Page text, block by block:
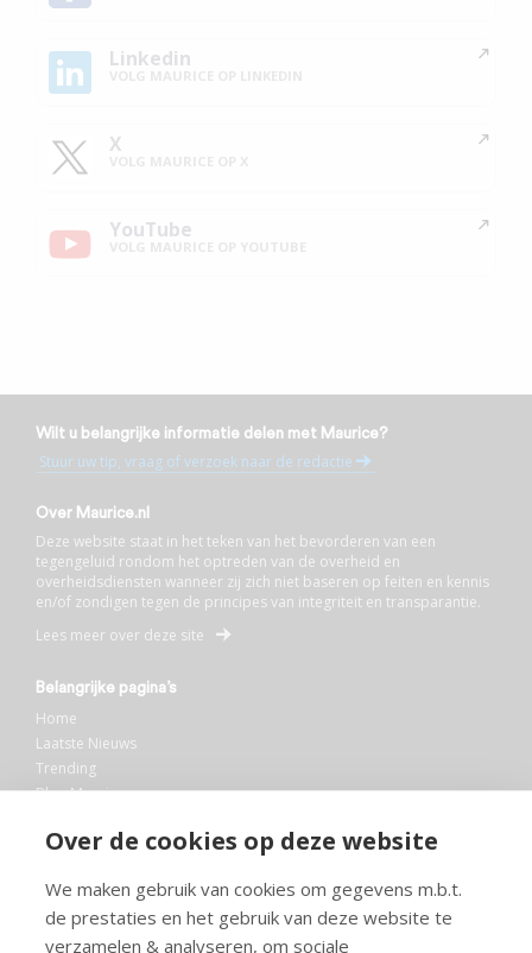
Over de cookies op deze website
We maken gebruik van cookies om gegevens m.b.t.
de prestaties en het gebruik van deze website te
verzamelen & analyseren, om sociale
Linkedin
X
YouTube
Wilt u belangrijke informatie delen met Maurice?
Stuur uw tip, vraag of verzoek naar de redactie
Over Maurice.nl
Deze website staat in het teken van het bevorderen van een
tegengeluid rondom het optreden van de overheid en
overheidsdiensten wanneer zij zich niet baseren op feiten en kennis
en/of zondigen tegen de principes van integriteit en transparantie.
Lees meer over deze site
Belangrijke pagina’s
Home
Laatste Nieuws
Trending
Blog Maurice
Bibliotheek
Info en service
FAQ